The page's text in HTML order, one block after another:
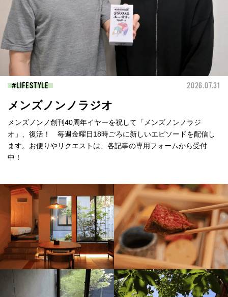
LIFESTYLE 2026.07.31
メンズノンノラジオ
メンズノンノ創刊40周年イヤーを祝して「メンズノンノラジ
オ」、復活！ 毎週金曜日18時ごろに新しいエピソードを配信し
ます。お便りやリクエストは、各記事の専用フォームから受付
中！